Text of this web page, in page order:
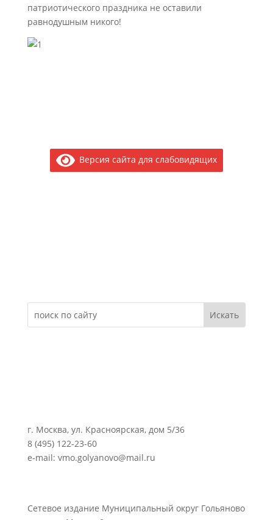
патриотического праздника не оставили
равнодушным никого!
Версия сайта для слабовидящих
г. Москва, ул. Красноярская, дом 5/36
8 (495) 122-23-60
e-mail: vmo.golyanovo@mail.ru
Сетевое издание Муниципальный округ Гольяново